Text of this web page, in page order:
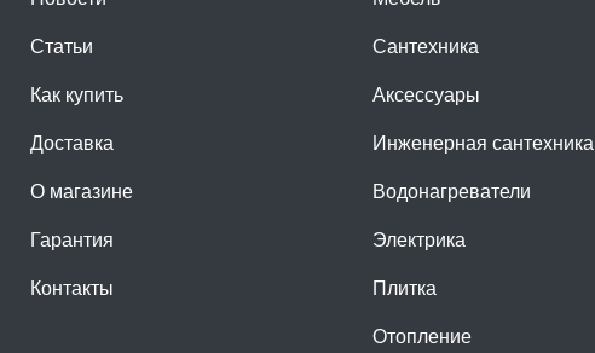
Статьи
Как купить
Доставка
О магазине
Гарантия
Контакты
Сантехника
Аксессуары
Инженерная сантехника
Водонагреватели
Электрика
Плитка
Отопление